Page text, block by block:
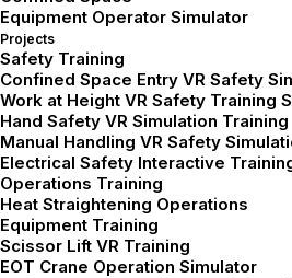
Equipment Operator Simulator
Projects
Safety Training
Confined Space Entry VR Safety
Work at Height VR Safety Training
Hand Safety VR Simulation Training
Manual Handling VR Safety
Electrical Safety Interactive
Operations Training
Heat Straightening Operations
Equipment Training
Scissor Lift VR Training
EOT Crane Operation Simulator
دون التأثير في العمليات
واقعية
واقعية قبل التوجّه